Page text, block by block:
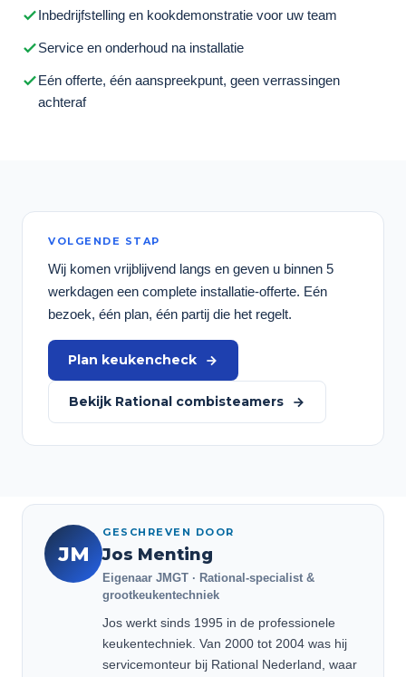
Inbedrijfstelling en kookdemonstratie voor uw team
Service en onderhoud na installatie
Eén offerte, één aanspreekpunt, geen verrassingen
achteraf
VOLGENDE STAP
Wij komen vrijblijvend langs en geven u binnen 5
werkdagen een complete installatie-offerte. Eén
bezoek, één plan, één partij die het regelt.
Plan keukencheck
Bekijk Rational combisteamers
JM
GESCHREVEN DOOR
Jos Menting
Eigenaar JMGT · Rational-specialist &
grootkeukentechniek
Jos werkt sinds 1995 in de professionele
keukentechniek. Van 2000 tot 2004 was hij
servicemonteur bij Rational Nederland, waar